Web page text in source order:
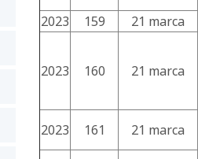
2023
159 21 marca
2023 160 21 marca
2023
161 21 marca